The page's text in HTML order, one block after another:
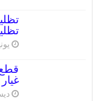
يونيو